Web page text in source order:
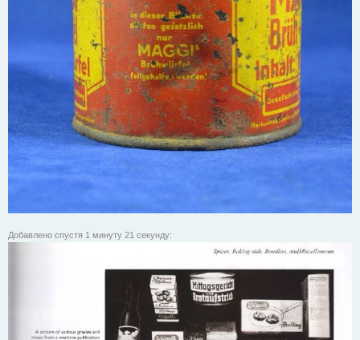
Добавлено спустя 1 минуту 21 секунду: